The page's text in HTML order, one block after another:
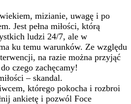
mizianie, uwagę i po
Jest pełna miłości, którą
ludzi 24/7, ale w
ku temu warunków. Ze względu
na razie można przyjąć
czego zachęcamy!
– skandal.
którego pokocha i rozbroi
ankietę i pozwól Foce